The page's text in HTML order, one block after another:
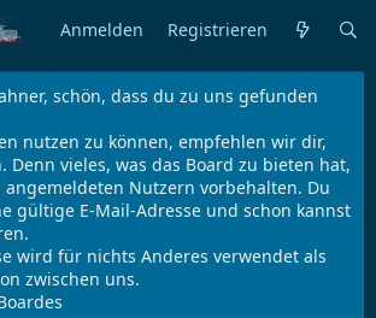
Anmelden Registrieren
schön, dass du zu uns gefunden
nutzen zu können, empfehlen wir dir,
Denn vieles, was das Board zu bieten hat,
Nutzern vorbehalten. Du
gültige E-Mail-Adresse und schon kannst
wird für nichts Anderes verwendet als
zwischen uns.